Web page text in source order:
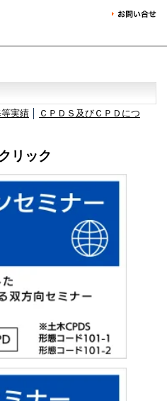
実績
ＣＰＤＳ及びＣＰＤにつ
リック